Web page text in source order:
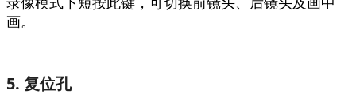
画。
5. 复位孔